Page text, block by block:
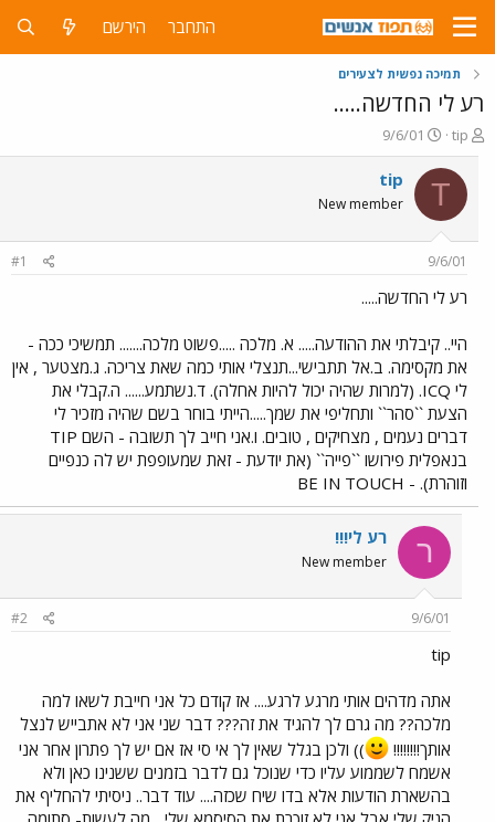
התחבר הירשם
תמיכה נפשית לצעירים
רע לי החדשה.....
פ
ו
ת
ח
ה
ש
א
tip
פ
ו
ר
ם
ר
9/6/01
T
tip
New member
9/6/01
#1
רע לי החדשה.....
היי.. קיבלתי את ההודעה..... א. מלכה .....פשוט מלכה....... תמשיכי ככה -
את מקסימה. ב.אל תתבישי...תנצלי אותי כמה שאת צריכה. ג.מצטער , אין
לי ICQ. (למרות שהיה יכול להיות אחלה). ד.נשתמע...... ה.קבלי את
הצעת ``סהר`` ותחליפי את שמך.....הייתי בוחר בשם שהיה מזכיר לי
דברים נעמים , מצחיקים , טובים. ו.אני חייב לך תשובה - השם TIP
בנאפלית פירושו ``פייה`` (את יודעת - זאת שמעופפת יש לה כנפיים
וזוהרת). - BE IN TOUCH
ר רע לי!!!
New member
9/6/01
#2
tip
אתה מדהים אותי מרגע לרגע.... אז קודם כל אני חייבת לשאו למה
מלכה?? מה גרם לך להגיד את זה??? דבר שני אני לא אתבייש לנצל
אותך!!!!!!!!
)) ולכן בגלל שאין לך אי סי אז אם יש לך פתרון אחר אני
אשמח לשממוע עליו כדי שנוכל גם לדבר בזמנים ששנינו כאן ולא
בהשארת הודעות אלא בדו שיח שכזה.... עוד דבר.. ניסיתי להחליף את